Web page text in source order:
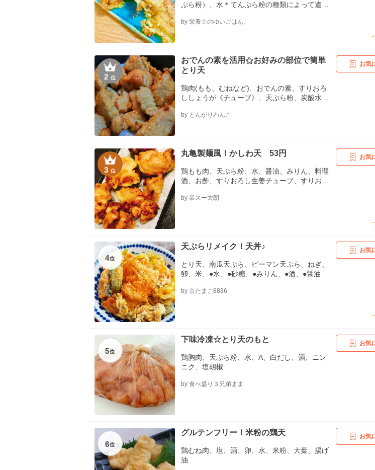
ぷら粉）、水＊てんぷら粉の種類によって違う
麺つゆ、酒、すりおろし生姜、すりおろしにん
by 栄養士のゆいごはん。
2位
おでんの素を活用⚝お好みの部位で簡単
とり天
鶏肉(もも、むねなど)、おでんの素、すりおろ
ししょうが《チューブ》、天ぷら粉、炭酸水、
by とんがりわんこ
お気
3位
丸亀製麺風！かしわ天 53円
鶏もも肉、天ぷら粉、水、醤油、みりん、料理
酒、お酢、すりおろし生姜チューブ、すりおろ
by 業スー太朗
お気
4位
天ぷらリメイク！天丼♪
とり天、南瓜天ぷら、ピーマン天ぷら、ねぎ、
卵、米、●水、●砂糖、●みりん、●酒、●醤油、●
by 京たまご8836
お気
5位
下味冷凍☆とり天のもと
鶏胸肉、天ぷら粉、水、A、白だし、酒、ニン
ニク、塩胡椒
by 食べ盛り３兄弟まま
お気
6位
グルテンフリー！米粉の鶏天
鶏むね肉、塩、酒、卵、水、米粉、大葉、揚げ
油
お気